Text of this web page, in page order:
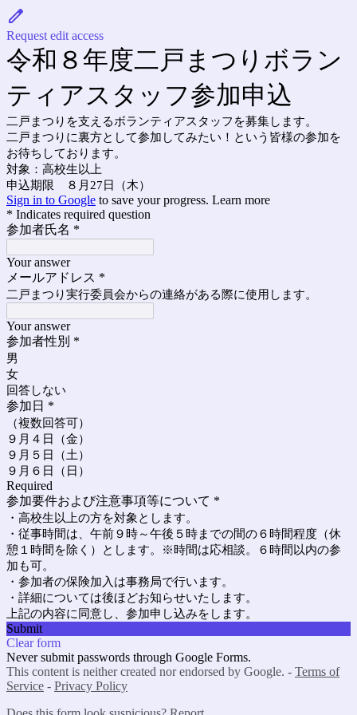
Request edit access
令和８年度二戸まつりボラン
ティアスタッフ参加申込
二戸まつりを支えるボランティアスタッフを募集します。
二戸まつりに裏方として参加してみたい！という皆様の参加を
お待ちしております。
対象：高校生以上
申込期限
８月27日（木）
Sign in to Google to save your progress. Learn more
* Indicates required question
参加者氏名 *
Your answer
メールアドレス *
二戸まつり実行委員会からの連絡がある際に使用します。
Your answer
参加者性別 *
男
女
回答しない
参加日 *
（複数回答可）
９月４日（金）
９月５日（土）
９月６日（日）
Required
参加要件および注意事項等について *
・高校生以上の方を対象とします。
・従事時間は、午前９時～午後５時までの間の６時間程度（休
憩１時間を除く）とします。
※時間は応相談。６時間以内の参
加も可。
・参加者の保険加入は事務局で行います。
・詳細については後ほどお知らせいたします。
上記の内容に同意し、参加申し込みをします。
Submit
Clear form
Never submit passwords through Google Forms.
This content is neither created nor endorsed by Google. - Terms of
Service - Privacy Policy